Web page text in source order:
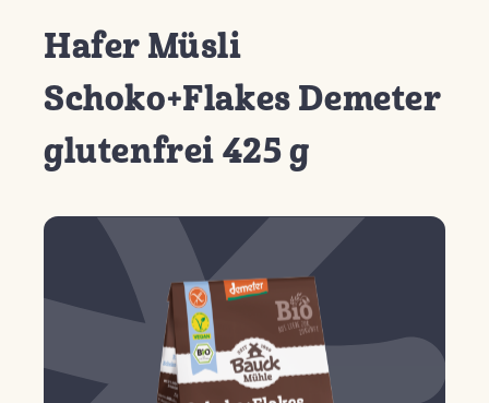
Hafer Müsli
Schoko+Flakes Demeter
glutenfrei 425 g